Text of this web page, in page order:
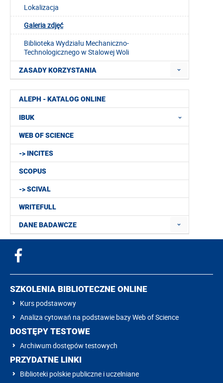
Lokalizacja
Galeria zdjęć
Biblioteka Wydziału Mechaniczno-
Technologicznego w Stalowej Woli
ZASADY KORZYSTANIA
ALEPH - KATALOG ONLINE
IBUK
WEB OF SCIENCE
-> INCITES
SCOPUS
-> SCIVAL
WRITEFULL
DANE BADAWCZE
SZKOLENIA BIBLIOTECZNE ONLINE
Kurs podstawowy
Analiza cytowań na podstawie bazy Web of Science
DOSTĘPY TESTOWE
Archiwum dostępów testowych
PRZYDATNE LINKI
Biblioteki polskie publiczne i uczelniane